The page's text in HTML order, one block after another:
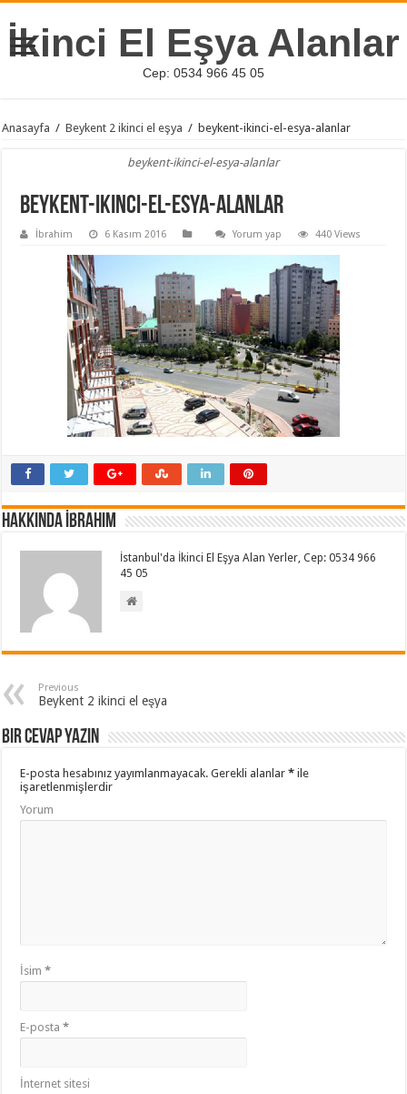
İkinci El Eşya Alanlar
Cep: 0534 966 45 05
Anasayfa / Beykent 2 ikinci el eşya / beykent-ikinci-el-esya-alanlar
beykent-ikinci-el-esya-alanlar
beykent-ikinci-el-esya-alanlar
İbrahim 6 Kasım 2016 Yorum yap 440 Views
Hakkında İbrahim
İstanbul'da İkinci El Eşya Alan Yerler, Cep: 0534 966
45 05
Previous
Beykent 2 ikinci el eşya
Bir cevap yazın
E-posta hesabınız yayımlanmayacak. Gerekli alanlar* ile
işaretlenmişlerdir
Yorum
İsim*
E-posta*
İnternet sitesi